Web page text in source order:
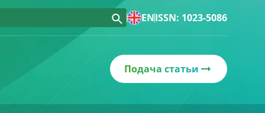
ENISSN: 1023-5086
Подача статьи